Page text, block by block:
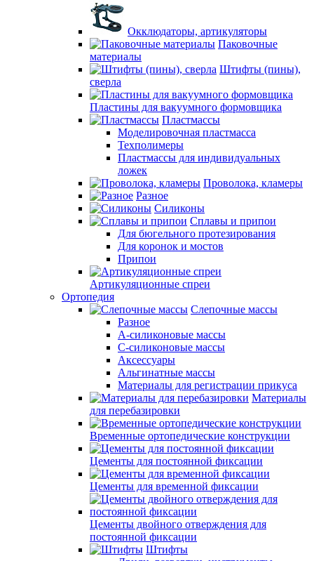
Окклюдаторы, артикуляторы
Паковочные
материалы
Штифты (пины),
сверла
Пластины для вакуумного формовщика
Пластмассы
Моделировочная пластмасса
Техполимеры
Пластмассы для индивидуальных
ложек
Проволока, кламеры
Разное
Силиконы
Сплавы и припои
Для бюгельного протезирования
Для коронок и мостов
Припои
Артикуляционные спреи
Ортопедия
Слепочные массы
Разное
А-силиконовые массы
С-силиконовые массы
Аксессуары
Альгинатные массы
Материалы для регистрации прикуса
Материалы
для перебазировки
Временные ортопедические конструкции
Цементы для постоянной фиксации
Цементы для временной фиксации
Цементы двойного отверждения для
постоянной фиксации
Штифты